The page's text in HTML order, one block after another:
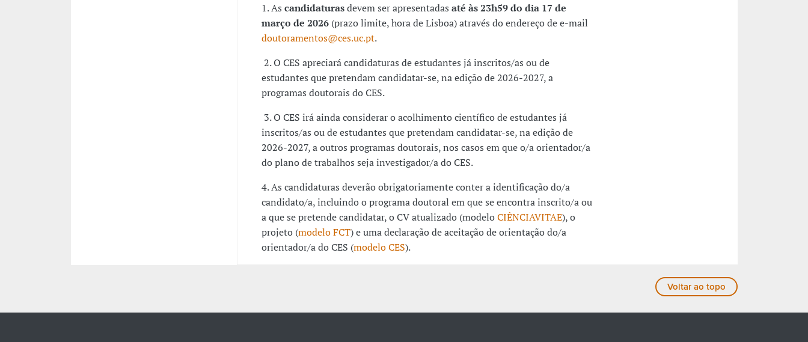
1. As candidaturasdevem ser apresentadas até às 23h59 do dia 17 de
março de 2026(prazo limite, hora de Lisboa) através do endereço de e-mail
doutoramentos@ces.uc.pt.
2. O CES apreciará candidaturas de estudantes já inscritos/as ou de
estudantes que pretendam candidatar-se, na edição de 2026-2027, a
programas doutorais do CES.
3. O CES irá ainda considerar o acolhimento científico de estudantes já
inscritos/as ou de estudantes que pretendam candidatar-se, na edição de
2026-2027, a outros programas doutorais, nos casos em que o/a orientador/a
do plano de trabalhos seja investigador/a do CES.
4. As candidaturas deverão obrigatoriamente conter a identificação do/a
candidato/a, incluindo o programa doutoral em que se encontra inscrito/a ou
a que se pretende candidatar, o CV atualizado (modeloCIÊNCIAVITAE), o
projeto (modelo FCT) e uma declaração de aceitação de orientação do/a
orientador/a do CES (modelo CES).
Voltar ao topo